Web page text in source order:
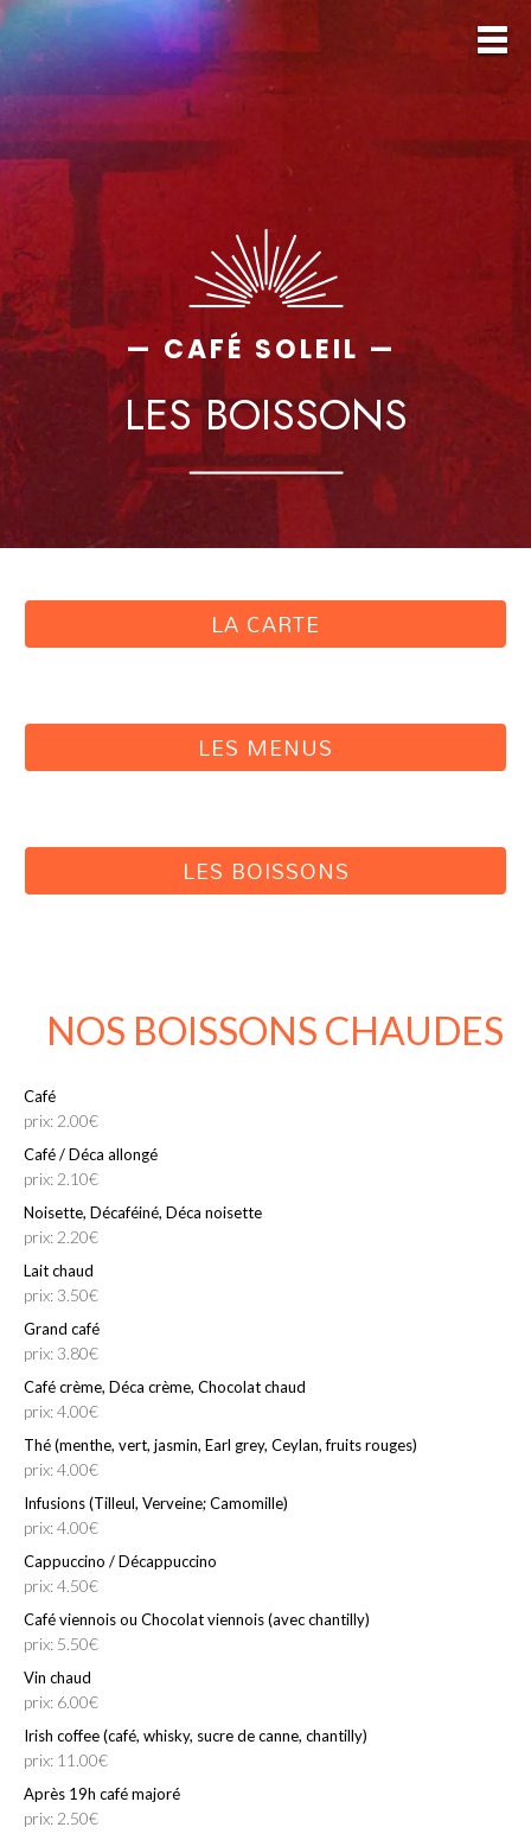
— CAFÉ SOLEIL —
LES BOISSONS
LA CARTE
LES MENUS
LES BOISSONS
NOS BOISSONS CHAUDES
Café
prix: 2.00€
Café / Déca allongé
prix: 2.10€
Noisette, Décaféiné, Déca noisette
prix: 2.20€
Lait chaud
prix: 3.50€
Grand café
prix: 3.80€
Café crème, Déca crème, Chocolat chaud
prix: 4.00€
Thé (menthe, vert, jasmin, Earl grey, Ceylan, fruits rouges)
prix: 4.00€
Infusions (Tilleul, Verveine; Camomille)
prix: 4.00€
Cappuccino / Décappuccino
prix: 4.50€
Café viennois ou Chocolat viennois (avec chantilly)
prix: 5.50€
Vin chaud
prix: 6.00€
Irish coffee (café, whisky, sucre de canne, chantilly)
prix: 11.00€
Après 19h café majoré
prix: 2.50€